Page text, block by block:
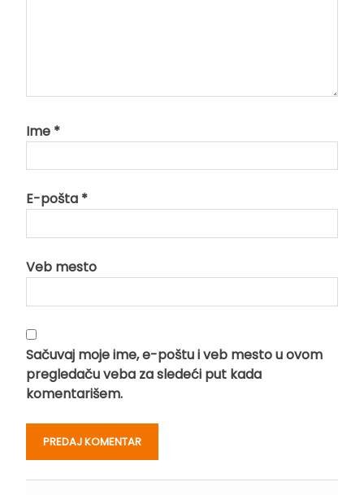
Ime *
E-pošta *
Veb mesto
Sačuvaj moje ime, e-poštu i veb mesto u ovom
pregledaču veba za sledeći put kada
komentarišem.